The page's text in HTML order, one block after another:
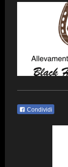
Condividi